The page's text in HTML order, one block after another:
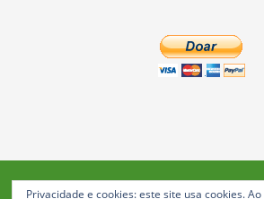
Privacidade e cookies: este site usa cookies.